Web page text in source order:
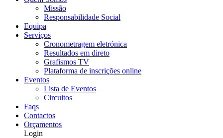
Missão
Responsabilidade Social
Equipa
Serviços
Cronometragem eletrónica
Resultados em direto
Grafismos TV
Plataforma de inscrições online
Eventos
Lista de Eventos
Circuitos
Faqs
Contactos
Orçamentos
Login